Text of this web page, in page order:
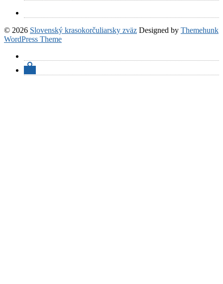
© 2026 Slovenský krasokorčuliarsky zväz Designed by Themehunk
WordPress Theme